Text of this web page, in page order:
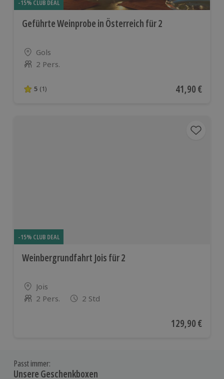
-15% CLUB DEAL
Geführte Weinprobe in Österreich für 2
Standort
Gols
Anzahl der Teilnehmer
2 Pers.
5 von 5 Sternen basierend auf 1 Bewertungen
5 (1) Aktueller
41,90 €
-15% CLUB DEAL
Weinbergrundfahrt Jois für 2
Standort
Jois
Anzahl der Teilnehmer
2 Pers. 2 Std
Aktueller Preis
129,90 €
Passt immer:
Unsere Geschenkboxen